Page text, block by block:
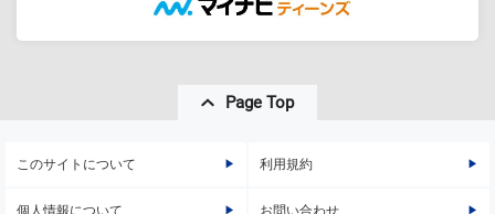
Page Top
このサイトについて 利用規約
個人情報について お問い合わせ